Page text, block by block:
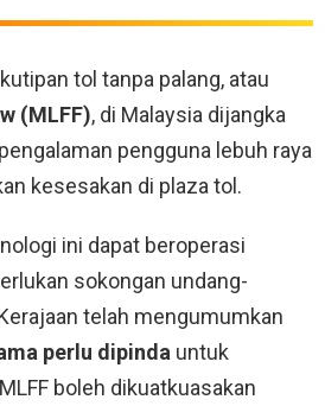
tol tanpa palang, atau
(MLFF), di Malaysia dijangka
pengguna lebuh raya
kesesakan di plaza tol.
ini dapat beroperasi
sokongan undang-
telah mengumumkan
perlu dipinda untuk
boleh dikuatkuasakan